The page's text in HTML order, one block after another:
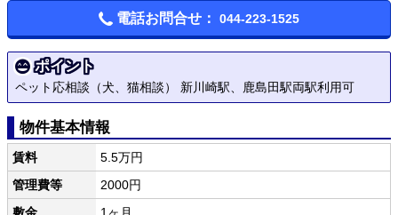
電話お問合せ： 044-223-1525
ポイント
ペット応相談（犬、猫相談） 新川崎駅、鹿島田駅両駅利用可
物件基本情報
賃料
5.5万円
管理費等
2000円